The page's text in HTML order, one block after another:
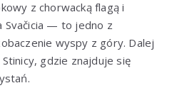
z chorwacką flagą i
Svačicia — to jedno z
wyspy z góry. Dalej
gdzie znajduje się